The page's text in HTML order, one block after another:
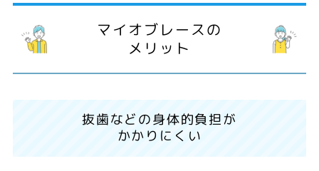
マイオブレースの
メリット
抜歯などの身体的負担が
かかりにくい